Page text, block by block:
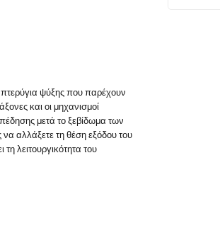
ψύξης που παρέχουν
και οι μηχανισμοί
μετά το ξεβίδωμα των
να αλλάξετε τη θέση εξόδου του
λειτουργικότητα του